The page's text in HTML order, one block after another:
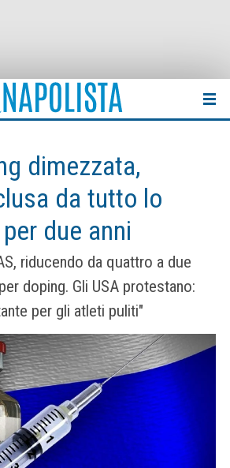
dimezzata,
da tutto lo
due anni
riducendo da quattro a due
doping. Gli USA protestano:
per gli atleti puliti"